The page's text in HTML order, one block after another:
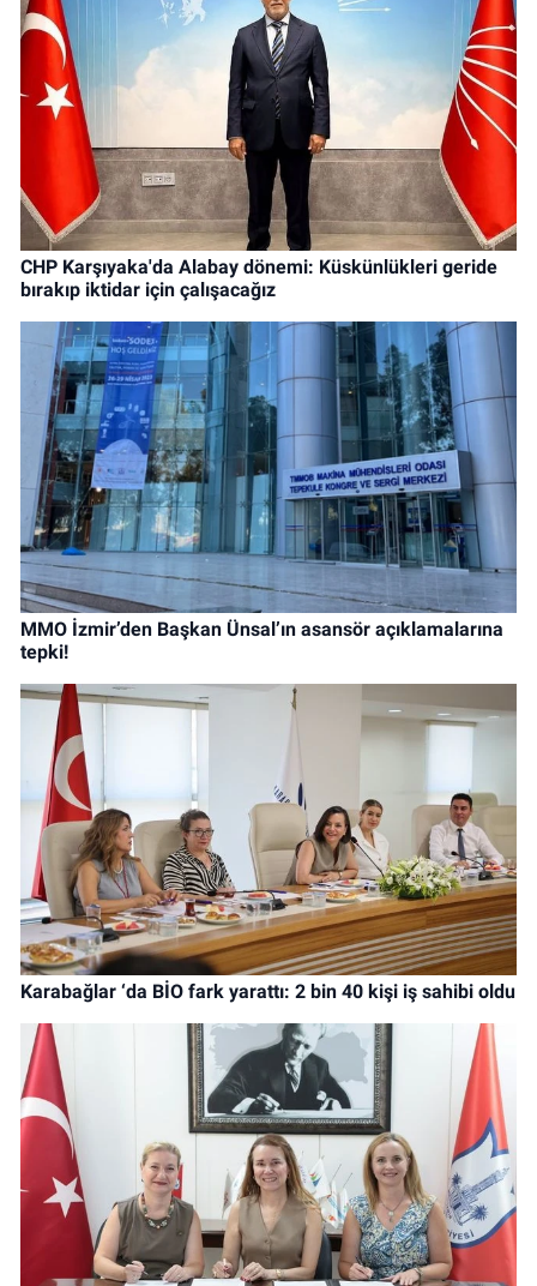
CHP Karşıyaka'da Alabay dönemi: Küskünlükleri geride
bırakıp iktidar için çalışacağız
MMO İzmir’den Başkan Ünsal’ın asansör açıklamalarına
tepki!
Karabağlar ‘da BİO fark yarattı: 2 bin 40 kişi iş sahibi oldu